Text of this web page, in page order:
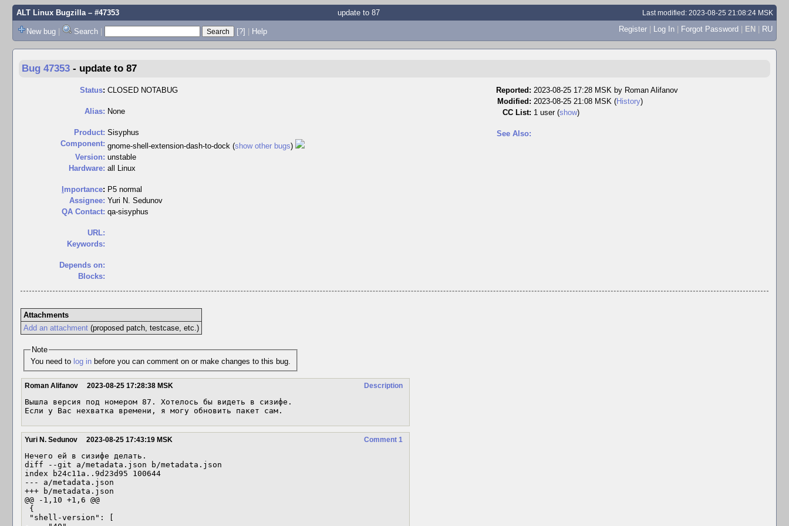
ALT Linux Bugzilla– #47353 update to 87 Last modified: 2023-08-25 21:08:24 MSK
New bug | Search | [?] | Help Register | Log In | Forgot Password | EN | RU
Bug 47353 - update to 87
Status: CLOSED NOTABUG
Alias: None
Product: Sisyphus
Component: gnome-shell-extension-dash-to-dock (show other bugs)
Version: unstable
Hardware: all Linux
mportance: P5 normal
Assignee: Yuri N. Sedunov
QA Contact: qa-sisyphus
URL:
Keywords:
Depends on:
Blocks:
Reported: 2023-08-25 17:28 MSK by Roman Alifanov
Modified: 2023-08-25 21:08 MSK (History)
CC List: 1 user (show)
See Also:
Attachments
Add an attachment(proposed patch, testcase, etc.)
Note
You need to log in before you can comment on or make changes to this bug.
Description
Roman Alifanov 2023-08-25 17:28:38 MSK
Вышла версия под номером 87. Хотелось бы видеть в сизифе.
Если у Вас нехватка времени, я могу обновить пакет сам.
Comment 1
Yuri N. Sedunov 2023-08-25 17:43:19 MSK
Нечего ей в сизифе делать.
diff --git a/metadata.json b/metadata.json
index b24c11a..9d23d95 100644
--- a/metadata.json
+++ b/metadata.json
@@ -1,10 +1,6 @@